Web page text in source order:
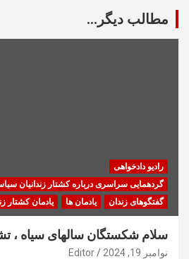
مطالب دیگر...
رادیو دادخواهی
گردهمایی سراسری درباره کشتار زندانیان
گفتگوهای زندان
یادمان ها یادمان کشتار
سلام شکستگان سالهای سیاه ،
نوامبر 19, 2024 Editor